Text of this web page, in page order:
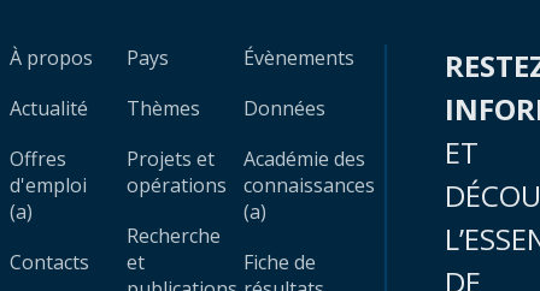
À propos
Actualité
Offres
d'emploi
(a)
Contacts
Pays
Thèmes
Projets et
opérations
Recherche
et
Évènements
Données
Académie des
connaissances
(a)
Fiche de
ET
DE